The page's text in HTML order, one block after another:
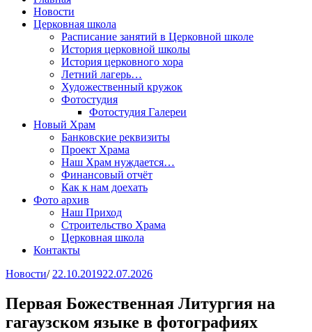
Новости
Церковная школа
Расписание занятий в Церковной школе
История церковной школы
История церковного хора
Летний лагерь…
Художественный кружок
Фотостудия
Фотостудия Галереи
Новый Храм
Банковские реквизиты
Проект Храма
Наш Храм нуждается…
Финансовый отчёт
Как к нам доехать
Фото архив
Наш Приход
Строительство Храма
Церковная школа
Контакты
Новости/ 22.10.201922.07.2026
Первая Божественная Литургия на
гагаузском языке в фотографиях